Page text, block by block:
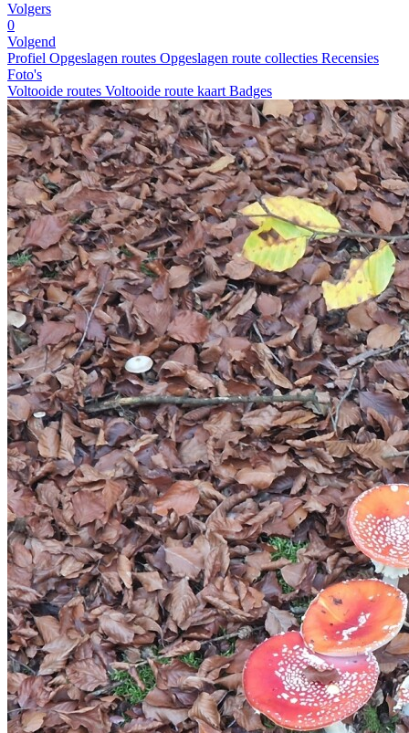
Volgers
0
Volgend
Profiel Opgeslagen routes Opgeslagen route collecties Recensies
Foto's
Voltooide routes Voltooide route kaart Badges